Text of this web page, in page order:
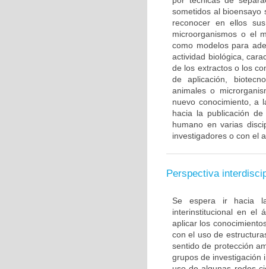
sometidos al bioensayo
reconocer en ellos
microorganismos o el
como modelos para
actividad biológica,
de los extractos o los
de aplicación,
animales o
nuevo conocimiento, a
hacia la publicación
humano en varias
investigadores o con el
Perspectiva
Se espera ir hacia
interinstitucional en el
aplicar los
con el uso de
sentido de protección
grupos de investigación